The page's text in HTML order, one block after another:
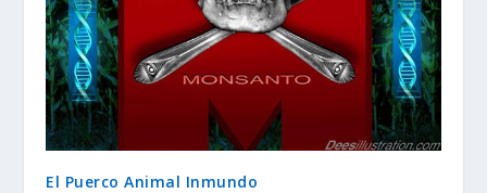
El Puerco Animal Inmundo